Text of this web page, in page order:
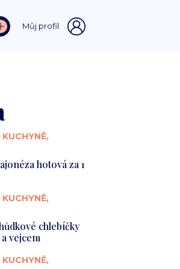
Můj profil
hotová za 1
chlebíčky
vejcem